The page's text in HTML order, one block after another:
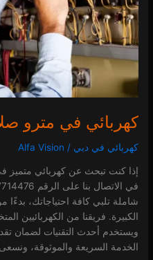
كهربائي في مترو
كهربائي في دبي /
Alfa Vision
إذا كنت تبحث عن كهربائي متميز
شاملة تلبي كافة احتياجاتك، بدءًا
الكبيرة. فريقنا من الكهربائيين
ويستخدم أحدث التقنيات لضمان
الخدمة السريعة والموثوقة، ونسعى
0 (0)